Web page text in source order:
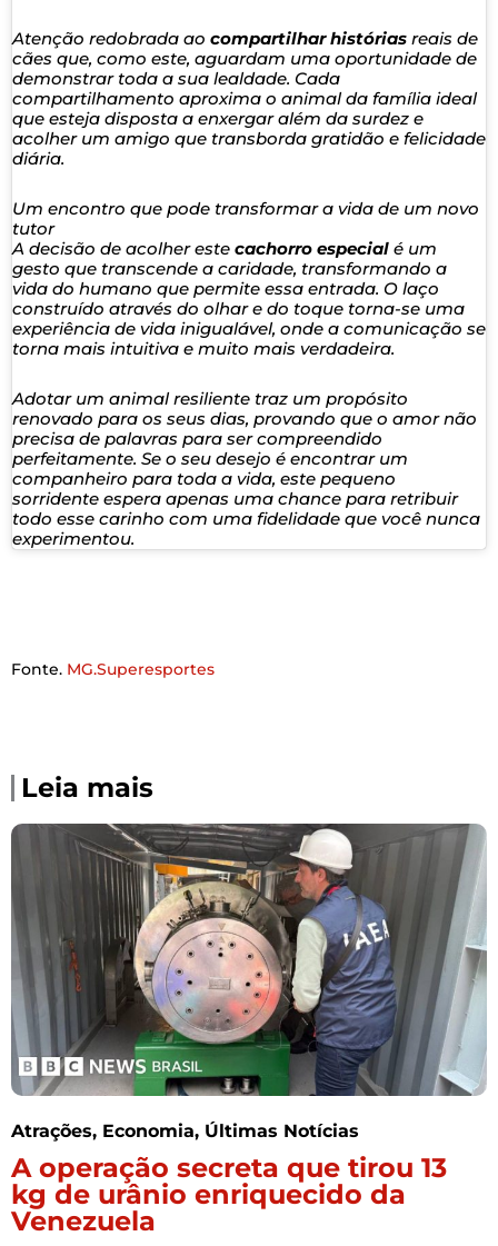
Atenção redobrada ao compartilhar histórias reais de
cães que, como este, aguardam uma oportunidade de
demonstrar toda a sua lealdade. Cada
compartilhamento aproxima o animal da família ideal
que esteja disposta a enxergar além da surdez e
acolher um amigo que transborda gratidão e felicidade
diária.
Um encontro que pode transformar a vida de um novo
tutor
A decisão de acolher este cachorro especial é um
gesto que transcende a caridade, transformando a
vida do humano que permite essa entrada. O laço
construído através do olhar e do toque torna-se uma
experiência de vida inigualável, onde a comunicação se
torna mais intuitiva e muito mais verdadeira.
Adotar um animal resiliente traz um propósito
renovado para os seus dias, provando que o amor não
precisa de palavras para ser compreendido
perfeitamente. Se o seu desejo é encontrar um
companheiro para toda a vida, este pequeno
sorridente espera apenas uma chance para retribuir
todo esse carinho com uma fidelidade que você nunca
experimentou.
Fonte. MG.Superesportes
Leia mais
Atrações, Economia, Últimas Notícias
A operação secreta que tirou 13
kg de urânio enriquecido da
Venezuela